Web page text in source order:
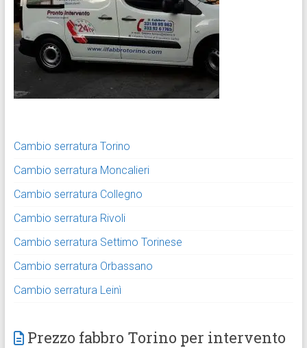
Cambio serratura Torino
Cambio serratura Moncalieri
Cambio serratura Collegno
Cambio serratura Rivoli
Cambio serratura Settimo Torinese
Cambio serratura Orbassano
Cambio serratura Leinì
Prezzo fabbro Torino per intervento